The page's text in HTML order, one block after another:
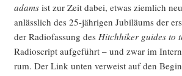
adamsist zur Zeit dabei, etwas ziem­lich
anläss­lich des 25-jäh­ri­gen Jubi­lä­ums der
der Radio­fas­sung des Hitch­hi­ker gui­des to
Radio­script auf­ge­führt – und zwar im
rum. Der Link unten ver­weist auf den